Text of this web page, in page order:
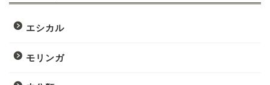
エシカル
モリンガ